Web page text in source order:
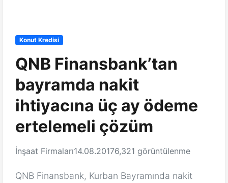
Konut Kredisi
QNB Finansbank’tan
bayramda nakit
ihtiyacına üç ay ödeme
ertelemeli çözüm
İnşaat Firmaları14.08.20176,321 görüntülenme
QNB Finansbank, Kurban Bayramında nakit